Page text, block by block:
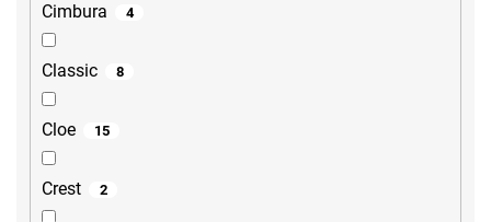
Cimbura 4
Classic 8
Cloe 15
Crest 2